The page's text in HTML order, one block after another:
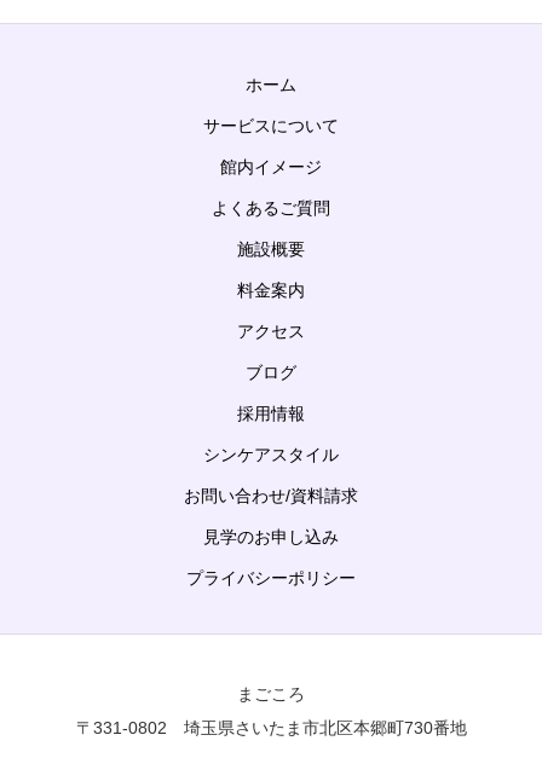
ホーム
サービスについて
館内イメージ
よくあるご質問
施設概要
料金案内
アクセス
ブログ
採用情報
シンケアスタイル
お問い合わせ/資料請求
見学のお申し込み
プライバシーポリシー
まごころ
〒331-0802 埼玉県さいたま市北区本郷町730番地